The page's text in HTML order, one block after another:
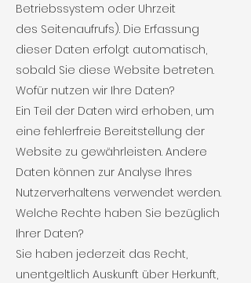
Betriebssystem oder Uhrzeit
des Seitenaufrufs). Die Erfassung
dieser Daten erfolgt automatisch,
sobald Sie diese Website betreten.
Wofür nutzen wir Ihre Daten?
Ein Teil der Daten wird erhoben, um
eine fehlerfreie Bereitstellung der
Website zu gewährleisten. Andere
Daten können zur Analyse Ihres
Nutzerverhaltens verwendet werden.
Welche Rechte haben Sie bezüglich
Ihrer Daten?
Sie haben jederzeit das Recht,
unentgeltlich Auskunft über Herkunft,